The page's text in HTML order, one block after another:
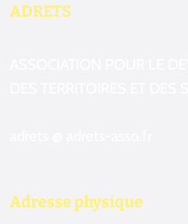
ADRETS
Adresse physique